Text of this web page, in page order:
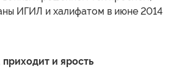
ИГИЛ и халифатом в июне 2014
и ярость